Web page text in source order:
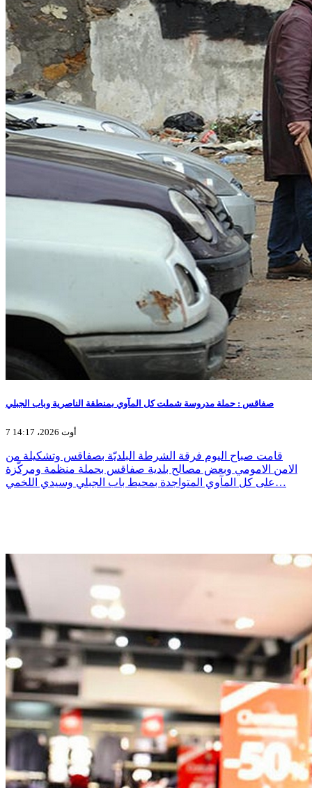
صفاقس : حملة مدروسة شملت كل المآوي بمنطقة الناصرية وباب الجبلي
7 أوت 2026، 14:17
قامت صباح اليوم فرقة الشرطة البلديّة بصفاقس وتشكيلة من
الامن الامومي وبعض مصالح بلدية صفاقس بحملة منظمة ومركّزة
على كل المآوي المتواجدة بمحيط باب الجبلي وسيدي اللخمي…